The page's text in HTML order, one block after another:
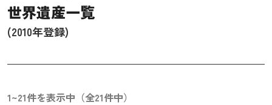
世界遺産一覧
(2010年登録)
1~21件を表示中（全21件中）